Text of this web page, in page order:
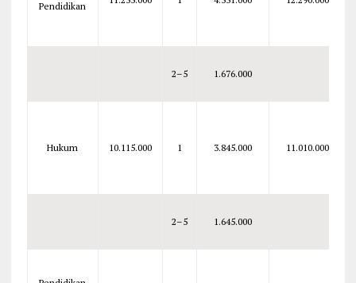
Pendidikan
2–5 1.676.000
Hukum 10.115.000 1 3.845.000 11.010.000
2–5 1.645.000